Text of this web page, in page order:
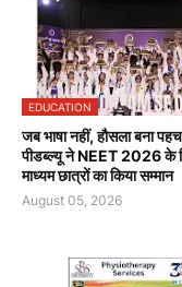
EDUCATION
जब भाषा नहीं, हौसला बना
पीडब्ल्यू ने NEET 2026 के
माध्यम छात्रों का किया सम्मान
August 05, 2026